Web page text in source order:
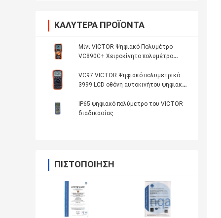
ΚΑΛΎΤΕΡΑ ΠΡΟΪΌΝΤΑ
Μίνι VICTOR Ψηφιακό Πολυμέτρο
VC890C+ Χειροκίνητο πολυμέτρο
True RMS Πολυμέτρο Ψηφιακό
VC97 VICTOR Ψηφιακό πολυμετρικό
3999 LCD οθόνη αυτοκινήτου ψηφιακό
εργοστάσιο
IP65 ψηφιακό πολύμετρο του VICTOR
διαδικασίας
ΠΙΣΤΟΠΟΊΗΣΗ